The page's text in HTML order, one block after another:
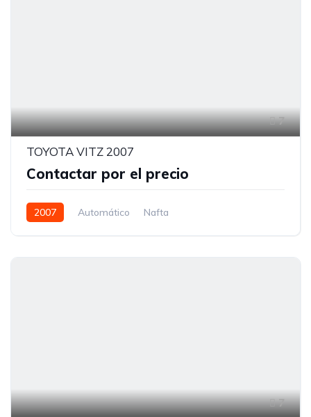
7
TOYOTA VITZ 2007
Contactar por el precio
2007 Automático Nafta
7